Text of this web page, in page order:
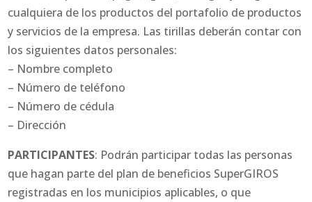
cualquiera de los productos del portafolio de productos
y servicios de la empresa. Las tirillas deberán contar con
los siguientes datos personales:
– Nombre completo
– Número de teléfono
– Número de cédula
– Dirección
PARTICIPANTES: Podrán participar todas las personas
que hagan parte del plan de beneficios SuperGIROS
registradas en los municipios aplicables, o que